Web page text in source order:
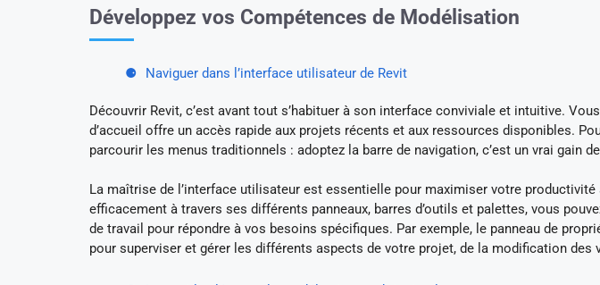
Développez vos Compétences de Modélisation
Naviguer dans l’interface utilisateur de Revit
Découvrir Revit, c’est avant tout s’habituer à son interface conviviale et intuitive.
d’accueil offre un accès rapide aux projets récents et aux ressources disponibles.
parcourir les menus traditionnels : adoptez la barre de navigation, c’est un vrai gain
La maîtrise de l’interface utilisateur est essentielle pour maximiser votre productivité
efficacement à travers ses différents panneaux, barres d’outils et palettes, vous
de travail pour répondre à vos besoins spécifiques. Par exemple, le panneau de
pour superviser et gérer les différents aspects de votre projet, de la modification des